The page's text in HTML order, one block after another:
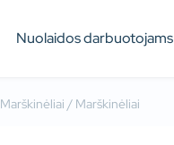
Nuolaidos darbuotojams
Marškinėliai / Marškinėliai